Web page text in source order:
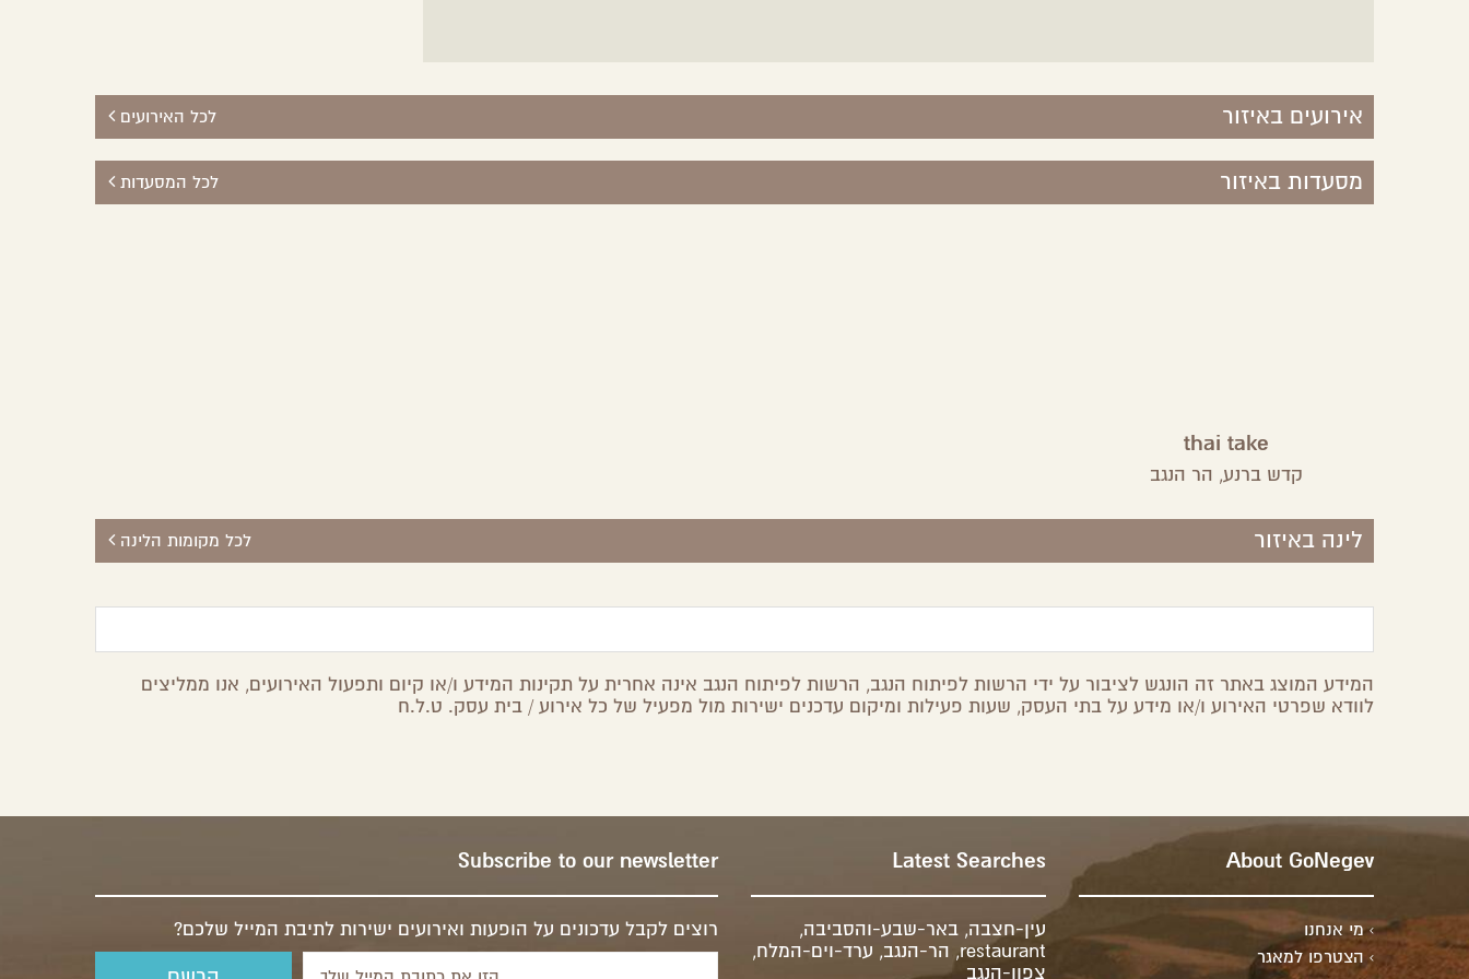
אירועים באיזור לכל האירועים
מסעדות באיזור לכל המסעדות
thai take
קדש ברנע, הר הנגב
לינה באיזור לכל מקומות הלינה
המידע המוצג באתר זה הונגש לציבור על ידי הרשות לפיתוח הנגב, הרשות לפיתוח הנגב אינה אחרית על תקינות המידע ו/או קיום ותפעול האירועים, אנו ממליצים
לוודא שפרטי האירוע ו/או מידע על בתי העסק, שעות פעילות ומיקום עדכנים ישירות מול מפעיל של כל אירוע / בית עסק. ט.ל.ח
About GoNegev
מי אנחנו
הצטרפו למאגר
Latest Searches
עין-חצבה, באר-שבע-והסביבה,
restaurant
, הר-הנגב, ערד-וים-המלח,
צפון-הנגב
Subscribe to our newsletter
רוצים לקבל עדכונים על הופעות ואירועים ישירות לתיבת המייל שלכם?